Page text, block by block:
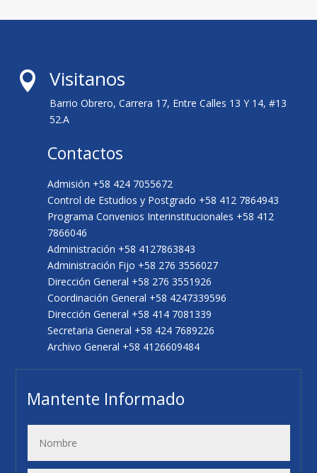
 Visitanos
Barrio Obrero, Carrera 17, Entre Calles 13 Y 14, #13
52.A
Contactos
Admisión +58 424 7055672
Control de Estudios y Postgrado +58 412 7864943
Programa Convenios Interinstitucionales +58 412
7866046
Administración +58 4127863843
Administración Fijo +58 276 3556027
Dirección General +58 276 3551926
Coordinación General +58 4247339596
Dirección General +58 414 7081339
Secretaria General +58 424 7689226
Archivo General +58 4126609484
Mantente Informado